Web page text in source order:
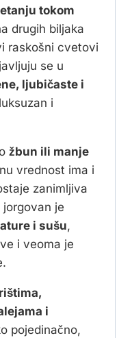
tokom
drugih biljaka
raskošni cvetovi
se u
ljubičaste i
i
žbun ili manje
vrednost ima i
zanimljiva
je
i sušu,
i veoma je
i
pojedinačno,